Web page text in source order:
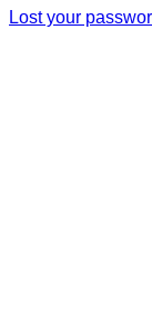
Lost your